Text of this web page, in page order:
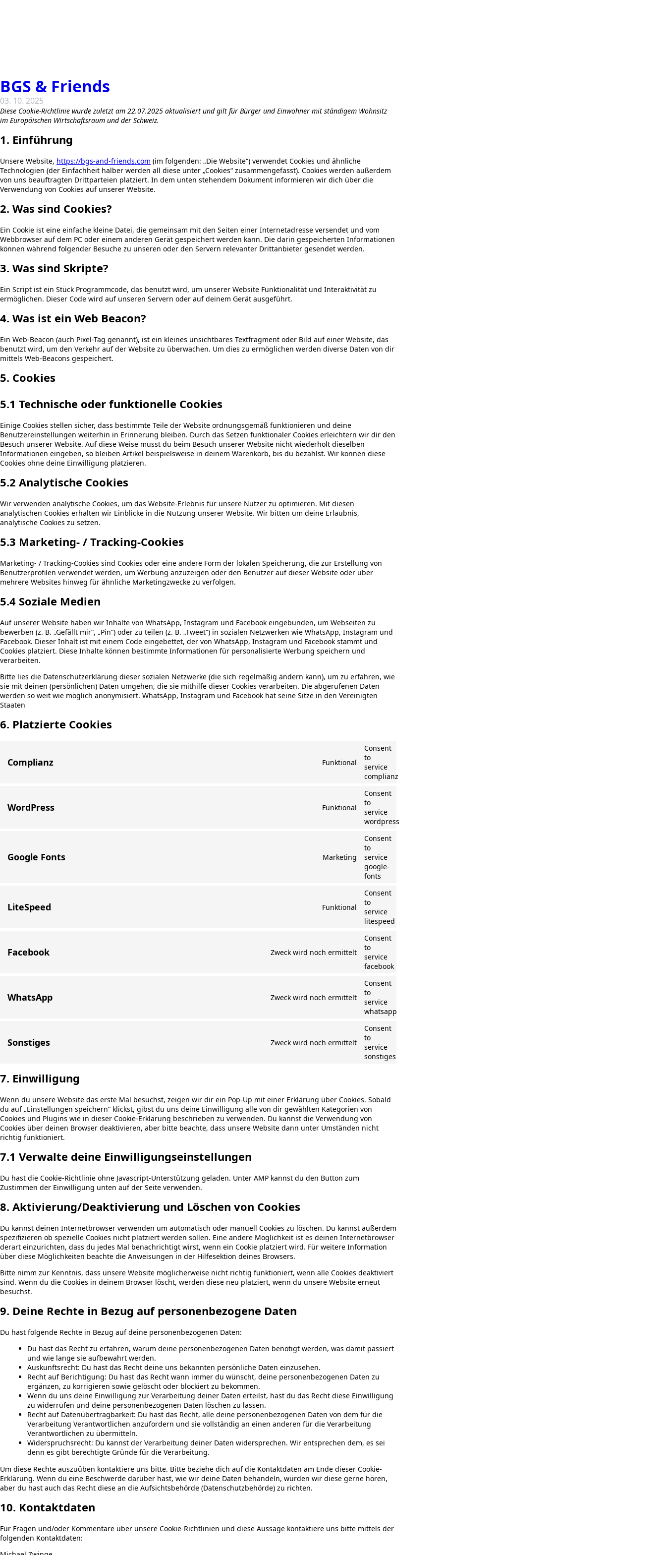
BGS & Friends
03. 10. 2025
Diese Cookie-Richtlinie wurde zuletzt am 22.07.2025 aktualisiert und gilt für Bürger und Einwohner mit ständigem Wohnsitz
im Europäischen Wirtschaftsraum und der Schweiz.
1. Einführung
Unsere Website, https://bgs-and-friends.com (im folgenden: „Die Website“) verwendet Cookies und ähnliche
Technologien (der Einfachheit halber werden all diese unter „Cookies“ zusammengefasst). Cookies werden außerdem
von uns beauftragten Drittparteien platziert. In dem unten stehendem Dokument informieren wir dich über die
Verwendung von Cookies auf unserer Website.
2. Was sind Cookies?
Ein Cookie ist eine einfache kleine Datei, die gemeinsam mit den Seiten einer Internetadresse versendet und vom
Webbrowser auf dem PC oder einem anderen Gerät gespeichert werden kann. Die darin gespeicherten Informationen
können während folgender Besuche zu unseren oder den Servern relevanter Drittanbieter gesendet werden.
3. Was sind Skripte?
Ein Script ist ein Stück Programmcode, das benutzt wird, um unserer Website Funktionalität und Interaktivität zu
ermöglichen. Dieser Code wird auf unseren Servern oder auf deinem Gerät ausgeführt.
4. Was ist ein Web Beacon?
Ein Web-Beacon (auch Pixel-Tag genannt), ist ein kleines unsichtbares Textfragment oder Bild auf einer Website, das
benutzt wird, um den Verkehr auf der Website zu überwachen. Um dies zu ermöglichen werden diverse Daten von dir
mittels Web-Beacons gespeichert.
5. Cookies
5.1 Technische oder funktionelle Cookies
Einige Cookies stellen sicher, dass bestimmte Teile der Website ordnungsgemäß funktionieren und deine
Benutzereinstellungen weiterhin in Erinnerung bleiben. Durch das Setzen funktionaler Cookies erleichtern wir dir den
Besuch unserer Website. Auf diese Weise musst du beim Besuch unserer Website nicht wiederholt dieselben
Informationen eingeben, so bleiben Artikel beispielsweise in deinem Warenkorb, bis du bezahlst. Wir können diese
Cookies ohne deine Einwilligung platzieren.
5.2 Analytische Cookies
Wir verwenden analytische Cookies, um das Website-Erlebnis für unsere Nutzer zu optimieren. Mit diesen
analytischen Cookies erhalten wir Einblicke in die Nutzung unserer Website. Wir bitten um deine Erlaubnis,
analytische Cookies zu setzen.
5.3 Marketing- / Tracking-Cookies
Marketing- / Tracking-Cookies sind Cookies oder eine andere Form der lokalen Speicherung, die zur Erstellung von
Benutzerprofilen verwendet werden, um Werbung anzuzeigen oder den Benutzer auf dieser Website oder über
mehrere Websites hinweg für ähnliche Marketingzwecke zu verfolgen.
5.4 Soziale Medien
Auf unserer Website haben wir Inhalte von WhatsApp, Instagram und Facebook eingebunden, um Webseiten zu
bewerben (z. B. „Gefällt mir“, „Pin“) oder zu teilen (z. B. „Tweet“) in sozialen Netzwerken wie WhatsApp, Instagram und
Facebook. Dieser Inhalt ist mit einem Code eingebettet, der von WhatsApp, Instagram und Facebook stammt und
Cookies platziert. Diese Inhalte können bestimmte Informationen für personalisierte Werbung speichern und
verarbeiten.
Bitte lies die Datenschutzerklärung dieser sozialen Netzwerke (die sich regelmäßig ändern kann), um zu erfahren, wie
sie mit deinen (persönlichen) Daten umgehen, die sie mithilfe dieser Cookies verarbeiten. Die abgerufenen Daten
werden so weit wie möglich anonymisiert. WhatsApp, Instagram und Facebook hat seine Sitze in den Vereinigten
Staaten
6. Platzierte Cookies
Complianz Funktional
Consent
to
service
complianz
WordPress Funktional
Consent
to
service
wordpress
Google Fonts Marketing
Consent
to
service
google-
fonts
LiteSpeed Funktional
Consent
to
service
litespeed
Facebook Zweck wird noch ermittelt
Consent
to
service
facebook
WhatsApp Zweck wird noch ermittelt
Consent
to
service
whatsapp
Sonstiges Zweck wird noch ermittelt
Consent
to
service
sonstiges
7. Einwilligung
Wenn du unsere Website das erste Mal besuchst, zeigen wir dir ein Pop-Up mit einer Erklärung über Cookies. Sobald
du auf „Einstellungen speichern“ klickst, gibst du uns deine Einwilligung alle von dir gewählten Kategorien von
Cookies und Plugins wie in dieser Cookie-Erklärung beschrieben zu verwenden. Du kannst die Verwendung von
Cookies über deinen Browser deaktivieren, aber bitte beachte, dass unsere Website dann unter Umständen nicht
richtig funktioniert.
7.1 Verwalte deine Einwilligungseinstellungen
Du hast die Cookie-Richtlinie ohne Javascript-Unterstützung geladen. Unter AMP kannst du den Button zum
Zustimmen der Einwilligung unten auf der Seite verwenden.
8. Aktivierung/Deaktivierung und Löschen von Cookies
Du kannst deinen Internetbrowser verwenden um automatisch oder manuell Cookies zu löschen. Du kannst außerdem
spezifizieren ob spezielle Cookies nicht platziert werden sollen. Eine andere Möglichkeit ist es deinen Internetbrowser
derart einzurichten, dass du jedes Mal benachrichtigt wirst, wenn ein Cookie platziert wird. Für weitere Information
über diese Möglichkeiten beachte die Anweisungen in der Hilfesektion deines Browsers.
Bitte nimm zur Kenntnis, dass unsere Website möglicherweise nicht richtig funktioniert, wenn alle Cookies deaktiviert
sind. Wenn du die Cookies in deinem Browser löscht, werden diese neu platziert, wenn du unsere Website erneut
besuchst.
9. Deine Rechte in Bezug auf personenbezogene Daten
Du hast folgende Rechte in Bezug auf deine personenbezogenen Daten:
Du hast das Recht zu erfahren, warum deine personenbezogenen Daten benötigt werden, was damit passiert
und wie lange sie aufbewahrt werden.
Auskunftsrecht: Du hast das Recht deine uns bekannten persönliche Daten einzusehen.
Recht auf Berichtigung: Du hast das Recht wann immer du wünscht, deine personenbezogenen Daten zu
ergänzen, zu korrigieren sowie gelöscht oder blockiert zu bekommen.
Wenn du uns deine Einwilligung zur Verarbeitung deiner Daten erteilst, hast du das Recht diese Einwilligung
zu widerrufen und deine personenbezogenen Daten löschen zu lassen.
Recht auf Datenübertragbarkeit: Du hast das Recht, alle deine personenbezogenen Daten von dem für die
Verarbeitung Verantwortlichen anzufordern und sie vollständig an einen anderen für die Verarbeitung
Verantwortlichen zu übermitteln.
Widerspruchsrecht: Du kannst der Verarbeitung deiner Daten widersprechen. Wir entsprechen dem, es sei
denn es gibt berechtigte Gründe für die Verarbeitung.
Um diese Rechte auszuüben kontaktiere uns bitte. Bitte beziehe dich auf die Kontaktdaten am Ende dieser Cookie-
Erklärung. Wenn du eine Beschwerde darüber hast, wie wir deine Daten behandeln, würden wir diese gerne hören,
aber du hast auch das Recht diese an die Aufsichtsbehörde (Datenschutzbehörde) zu richten.
10. Kontaktdaten
Für Fragen und/oder Kommentare über unsere Cookie-Richtlinien und diese Aussage kontaktiere uns bitte mittels der
folgenden Kontaktdaten: